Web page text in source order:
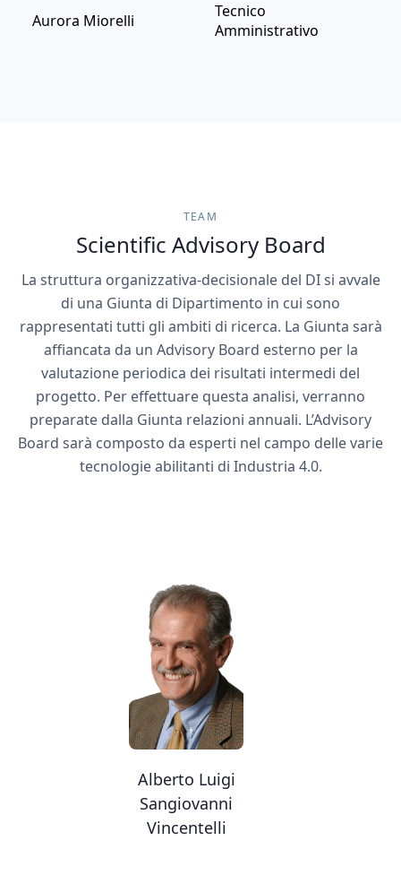
Aurora Miorelli
Tecnico
Amministrativo
TEAM
Scientific Advisory Board
La struttura organizzativa-decisionale del DI si avvale
di una Giunta di Dipartimento in cui sono
rappresentati tutti gli ambiti di ricerca. La Giunta sarà
affiancata da un Advisory Board esterno per la
valutazione periodica dei risultati intermedi del
progetto. Per effettuare questa analisi, verranno
preparate dalla Giunta relazioni annuali. L’Advisory
Board sarà composto da esperti nel campo delle varie
tecnologie abilitanti di Industria 4.0.
Alberto Luigi
Sangiovanni
Vincentelli